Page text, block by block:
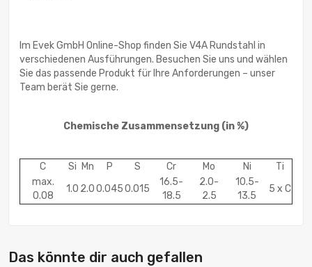
Im Evek GmbH Online-Shop finden Sie V4A Rundstahl in
verschiedenen Ausführungen. Besuchen Sie uns und wählen
Sie das passende Produkt für Ihre Anforderungen – unser
Team berät Sie gerne.
Chemische Zusammensetzung (in %)
C Si Mn P S Cr Mo Ni
Ti
max.
0.08
1.0 2.00.0450.015
16.5-
18.5
2.0-
2.5
10.5-
13.5
5 x C
Das könnte dir auch gefallen